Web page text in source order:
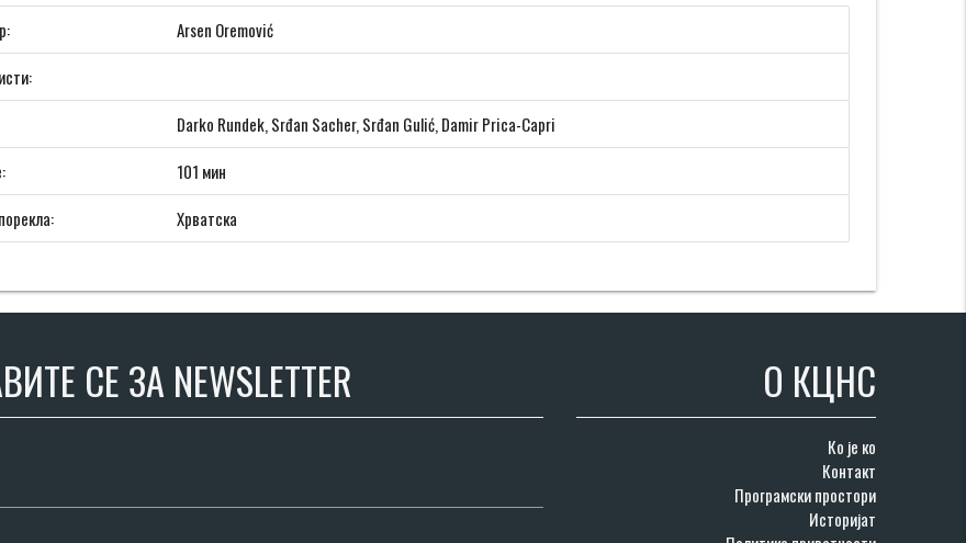
Arsen Oremović
Darko Rundek, Srđan Sacher, Srđan Gulić, Damir Prica-Capri
101 мин
Хрватска
СЕ ЗА NEWSLETTER О КЦНС
Ко је ко
Контакт
Програмски простори
Историјат